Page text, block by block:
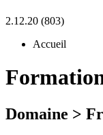
2.12.20 (803)
Accueil
Domaine >